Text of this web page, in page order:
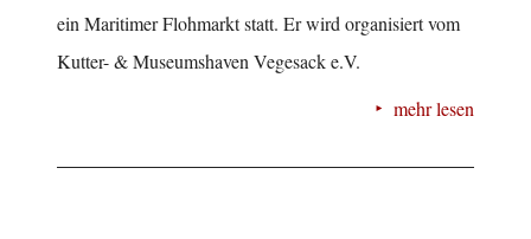
ein Maritimer Flohmarkt statt. Er wird organisiert vom
Kutter- & Museumshaven Vegesack e.V.
mehr lesen